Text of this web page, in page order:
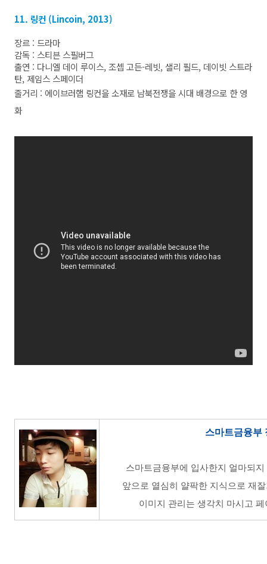
11. 링컨 (Lincoin, 2013)
장르 : 드라마
감독 : 스티븐 스필버그
출연 : 다니엘 데이 루이스, 조셉 고든-레빗, 샐리 필드, 데이빗 스트라
탄, 제임스 스페이더
줄거리 : 에이브러햄 링컨을 소재로 남북전쟁을 시대 배경으로 한 영
화
스마트금융부
스마트금융부에 입사한지 얼마되
앞으로 열심히 얄팍한 지식으로 재
이미지 관리는 생각치 마시고